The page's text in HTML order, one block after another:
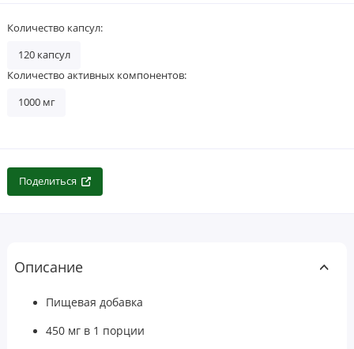
Количество капсул:
120 капсул
Количество активных компонентов:
1000 мг
Поделиться
Описание
Пищевая добавка
450 мг в 1 порции